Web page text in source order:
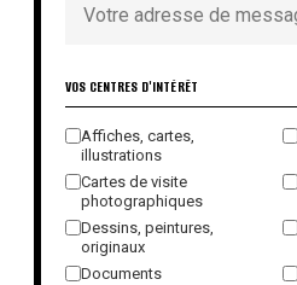
VOS CENTRES D'INTÉRÊT
Affiches, cartes,
illustrations
Cartes de visite
photographiques
Dessins, peintures,
originaux
Documents